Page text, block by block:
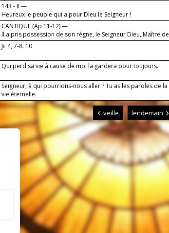
des eaux.
143 - II —
Heureux le peuple qui a pour Dieu le Seigneur !
CANTIQUE (Ap 11-12) —
Il a pris possession de son règne, le Seigneur Dieu, Maître de
tout !
Jc 4, 7-8. 10
Qui perd sa vie à cause de moi la gardera pour toujours.
Seigneur, à qui pourrions-nous aller ? Tu as les paroles de la
vie éternelle.
veille lendemain